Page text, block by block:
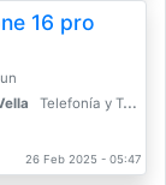
16 pro
Telefonía y Telecomunicaciones
26 Feb 2025 - 05:47